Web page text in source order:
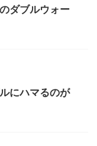
ダブルウォー
にハマるのが